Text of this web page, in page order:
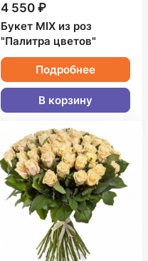
4 550 ₽
Букет MIX из роз
"Палитра цветов"
Подробнее
В корзину